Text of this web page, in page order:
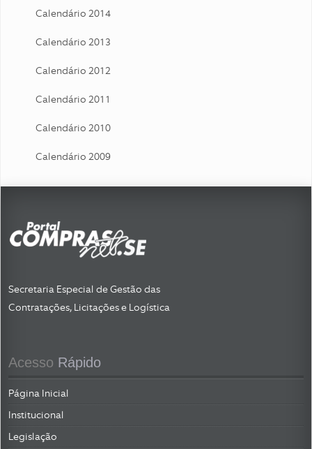
Calendário 2014
Calendário 2013
Calendário 2012
Calendário 2011
Calendário 2010
Calendário 2009
Secretaria Especial de Gestão das
Contratações, Licitações e Logística
Acesso Rápido
Página Inicial
Institucional
Legislação